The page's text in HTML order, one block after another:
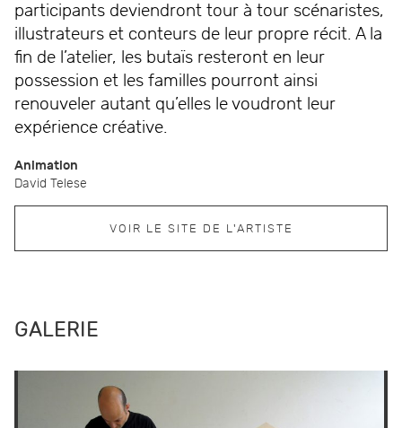
participants deviendront tour à tour scénaristes,
illustrateurs et conteurs de leur propre récit. A la
fin de l’atelier, les butaïs resteront en leur
possession et les familles pourront ainsi
renouveler autant qu’elles le voudront leur
expérience créative.
Animation
David Telese
VOIR LE SITE DE L'ARTISTE
GALERIE